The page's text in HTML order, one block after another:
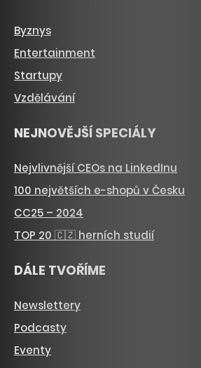
Byznys
Entertainment
Startupy
Vzdělávání
NEJNOVĚJŠÍ SPECIÁLY
Nejvlivnější CEOs na LinkedInu
100 největších e-shopů v Česku
CC25 – 2024
TOP 20 🇨🇿 herních studií
DÁLE TVOŘÍME
Newslettery
Podcasty
Eventy